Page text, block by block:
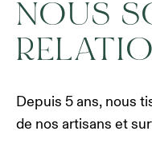
NOUS
Depuis 5 ans, nous
de nos artisans et